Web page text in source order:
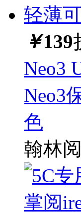
￥139
Neo3
Neo3
色
翰林